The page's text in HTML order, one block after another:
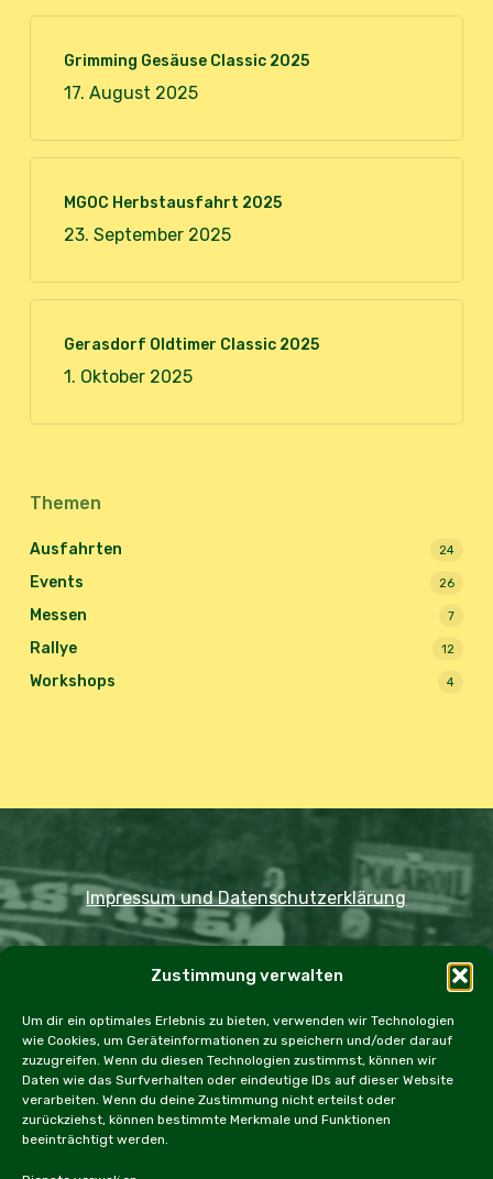
Zustimmung verwalten
Um dir ein optimales Erlebnis zu bieten, verwenden wir Technologien
wie Cookies, um Geräteinformationen zu speichern und/oder darauf
zuzugreifen. Wenn du diesen Technologien zustimmst, können wir
Daten wie das Surfverhalten oder eindeutige IDs auf dieser Website
verarbeiten. Wenn du deine Zustimmung nicht erteilst oder
zurückziehst, können bestimmte Merkmale und Funktionen
beeinträchtigt werden.
Grimming Gesäuse Classic 2025
17. August 2025
MGOC Herbstausfahrt 2025
23. September 2025
Gerasdorf Oldtimer Classic 2025
1. Oktober 2025
Themen
Ausfahrten 24
Events 26
Messen 7
Rallye 12
Workshops 4
Impressum und Datenschutzerklärung
Home Ausfahrten Rallye
Events
Messen
Workshops Cookie Policy (EU)
facebook